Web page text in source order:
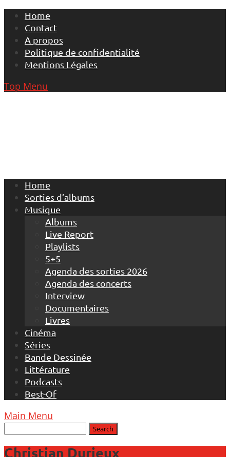
Skip
content
Home
Contact
A propos
Politique de confidentialité
Mentions Légales
Top Menu
Home
Sorties d’albums
Musique
Albums
Live Report
Playlists
5+5
Agenda des sorties 2026
Agenda des concerts
Interview
Documentaires
Livres
Cinéma
Séries
Bande Dessinée
Littérature
Podcasts
Best-Of
Main Menu
Christian Durieux